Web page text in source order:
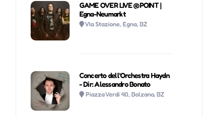
GAME OVER LIVE @POINT |
Egna-Neumarkt
VIa Stazione, Egna, BZ
Concerto dell'Orchestra Haydn
- Dir: Alessandro Bonato
Piazza Verdi 40, Bolzano, BZ